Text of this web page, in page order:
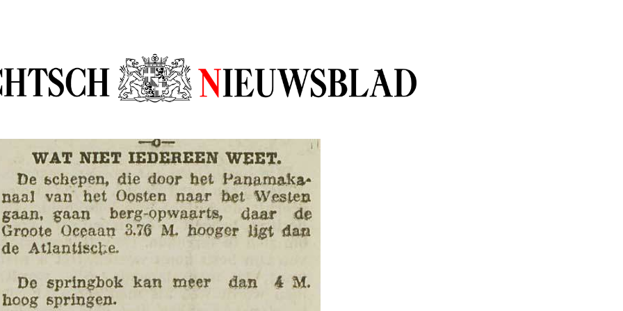
Nieuwsblad